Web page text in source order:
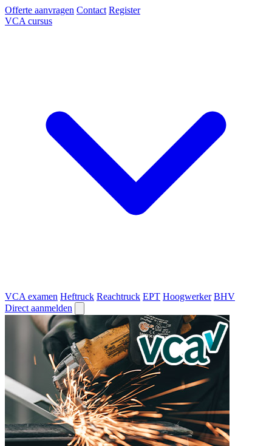
Offerte aanvragen Contact Register
VCA cursus
VCA examen Heftruck Reachtruck EPT Hoogwerker BHV
Direct aanmelden